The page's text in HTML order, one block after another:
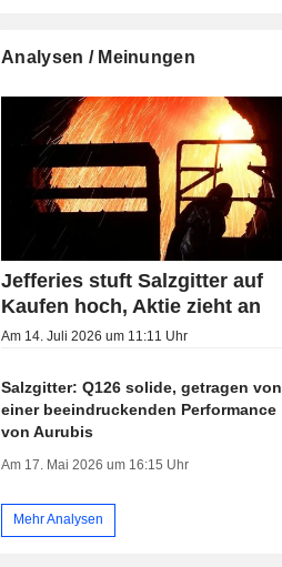
Analysen / Meinungen
Jefferies stuft Salzgitter auf
Kaufen hoch, Aktie zieht an
Am 14. Juli 2026 um 11:11 Uhr
Salzgitter: Q126 solide, getragen von
einer beeindruckenden Performance
von Aurubis
Am 17. Mai 2026 um 16:15 Uhr
Mehr Analysen